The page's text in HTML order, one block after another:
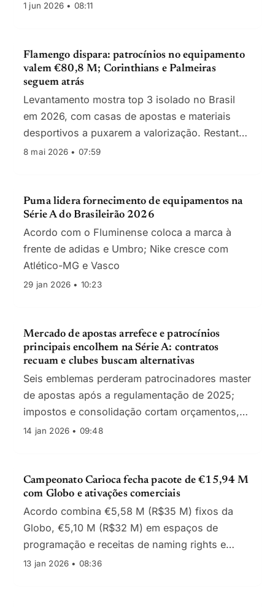
1 jun 2026 • 08:11
Flamengo dispara: patrocínios no equipamento
valem €80,8 M; Corinthians e Palmeiras
seguem atrás
Levantamento mostra top 3 isolado no Brasil
em 2026, com casas de apostas e materiais
desportivos a puxarem a valorização. Restante
Série A enfrenta retração de investimento.
8 mai 2026 • 07:59
Puma lidera fornecimento de equipamentos na
Série A do Brasileirão 2026
Acordo com o Fluminense coloca a marca à
frente de adidas e Umbro; Nike cresce com
Atlético-MG e Vasco
29 jan 2026 • 10:23
Mercado de apostas arrefece e patrocínios
principais encolhem na Série A: contratos
recuam e clubes buscam alternativas
Seis emblemas perderam patrocinadores master
de apostas após a regulamentação de 2025;
impostos e consolidação cortam orçamentos,
enquanto gigantes como Flamengo e Betano
14 jan 2026 • 09:48
Campeonato Carioca fecha pacote de €15,94 M
com Globo e ativações comerciais
Acordo combina €5,58 M (R$35 M) fixos da
Globo, €5,10 M (R$32 M) em espaços de
programação e receitas de naming rights e
placas via Brax, totalizando cerca de €15,94 M
13 jan 2026 • 08:36